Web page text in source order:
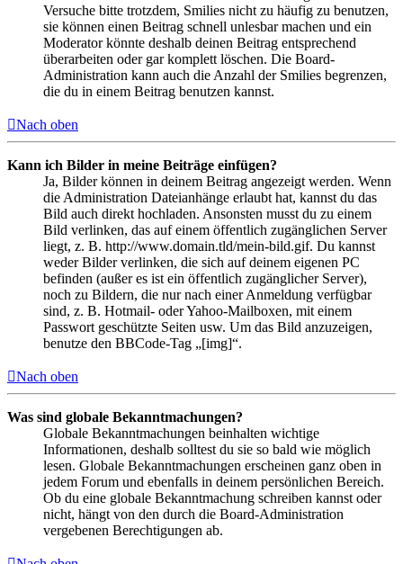
Versuche bitte trotzdem, Smilies nicht zu häufig zu benutzen,
sie können einen Beitrag schnell unlesbar machen und ein
Moderator könnte deshalb deinen Beitrag entsprechend
überarbeiten oder gar komplett löschen. Die Board-
Administration kann auch die Anzahl der Smilies begrenzen,
die du in einem Beitrag benutzen kannst.
Nach oben
Kann ich Bilder in meine Beiträge einfügen?
Ja, Bilder können in deinem Beitrag angezeigt werden. Wenn
die Administration Dateianhänge erlaubt hat, kannst du das
Bild auch direkt hochladen. Ansonsten musst du zu einem
Bild verlinken, das auf einem öffentlich zugänglichen Server
liegt, z. B. http://www.domain.tld/mein-bild.gif. Du kannst
weder Bilder verlinken, die sich auf deinem eigenen PC
befinden (außer es ist ein öffentlich zugänglicher Server),
noch zu Bildern, die nur nach einer Anmeldung verfügbar
sind, z. B. Hotmail- oder Yahoo-Mailboxen, mit einem
Passwort geschützte Seiten usw. Um das Bild anzuzeigen,
benutze den BBCode-Tag „[img]“.
Nach oben
Was sind globale Bekanntmachungen?
Globale Bekanntmachungen beinhalten wichtige
Informationen, deshalb solltest du sie so bald wie möglich
lesen. Globale Bekanntmachungen erscheinen ganz oben in
jedem Forum und ebenfalls in deinem persönlichen Bereich.
Ob du eine globale Bekanntmachung schreiben kannst oder
nicht, hängt von den durch die Board-Administration
vergebenen Berechtigungen ab.